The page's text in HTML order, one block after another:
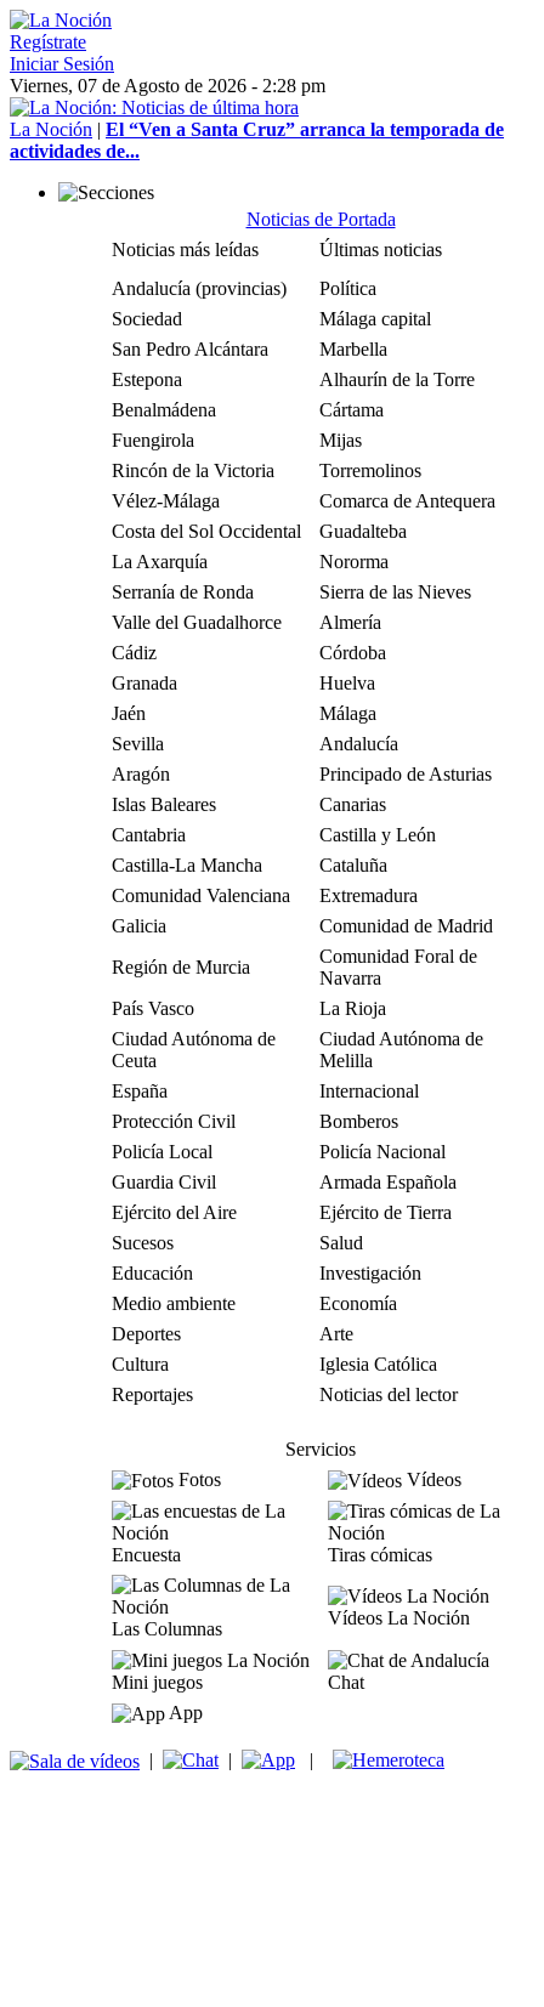
Regístrate
Iniciar Sesión
Viernes, 07 de Agosto de 2026 - 2:28 pm
La Noción | El “Ven a Santa Cruz” arranca la temporada de
actividades de...
Noticias de Portada
Noticias más leídas
Últimas noticias
Andalucía (provincias)
Política
Sociedad
Málaga capital
San Pedro Alcántara
Marbella
Estepona
Alhaurín de la Torre
Benalmádena
Cártama
Fuengirola
Mijas
Rincón de la Victoria
Torremolinos
Vélez-Málaga
Comarca de Antequera
Costa del Sol Occidental
Guadalteba
La Axarquía
Nororma
Serranía de Ronda
Sierra de las Nieves
Valle del Guadalhorce
Almería
Cádiz
Córdoba
Granada
Huelva
Jaén
Málaga
Sevilla
Andalucía
Aragón
Principado de Asturias
Islas Baleares
Canarias
Cantabria
Castilla y León
Castilla-La Mancha
Cataluña
Comunidad Valenciana
Extremadura
Galicia
Comunidad de Madrid
Región de Murcia
Comunidad Foral de
Navarra
País Vasco
La Rioja
Ciudad Autónoma de
Ceuta
Ciudad Autónoma de
Melilla
España
Internacional
Protección Civil
Bomberos
Policía Local
Policía Nacional
Guardia Civil
Armada Española
Ejército del Aire
Ejército de Tierra
Sucesos
Salud
Educación
Investigación
Medio ambiente
Economía
Deportes
Arte
Cultura
Iglesia Católica
Reportajes
Noticias del lector
Servicios
Fotos
Vídeos
Encuesta Tiras cómicas
Las Columnas
Vídeos La Noción
Mini juegos
Chat
App
| | |